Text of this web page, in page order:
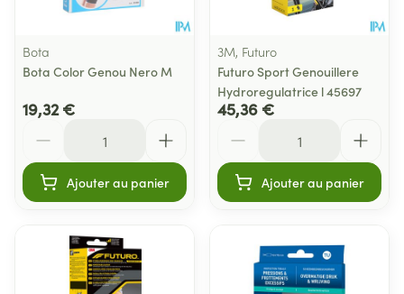
Bota
Bota Color Genou Nero M
19,32 €
Ajouter au panier
3M, Futuro
Futuro Sport Genouillere
Hydroregulatrice l 45697
45,36 €
Ajouter au panier